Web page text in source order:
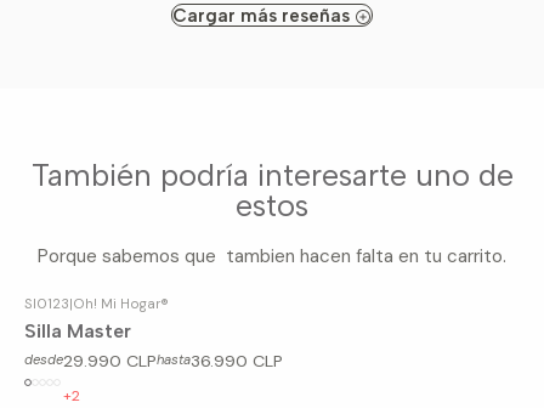
Cargar más reseñas
También podría interesarte uno de
estos
Porque sabemos que tambien hacen falta en tu carrito.
SI0123|Oh! Mi Hogar®
Silla Master
desde29.990 CLPhasta36.990 CLP
+2